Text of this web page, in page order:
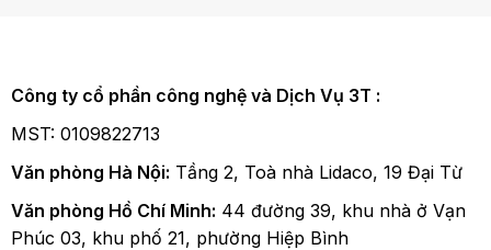
Công ty cổ phần công nghệ và Dịch Vụ 3T :
MST: 0109822713
Văn phòng Hà Nội: Tầng 2, Toà nhà Lidaco, 19 Đại Từ
Văn phòng Hồ Chí Minh: 44 đường 39, khu nhà ở Vạn
Phúc 03, khu phố 21, phường Hiệp Bình